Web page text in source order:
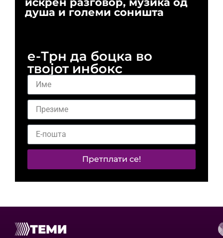
душа и големи соништа
е-Трн да боцка во
твојот инбокс
Претплати се!
ТЕМИ